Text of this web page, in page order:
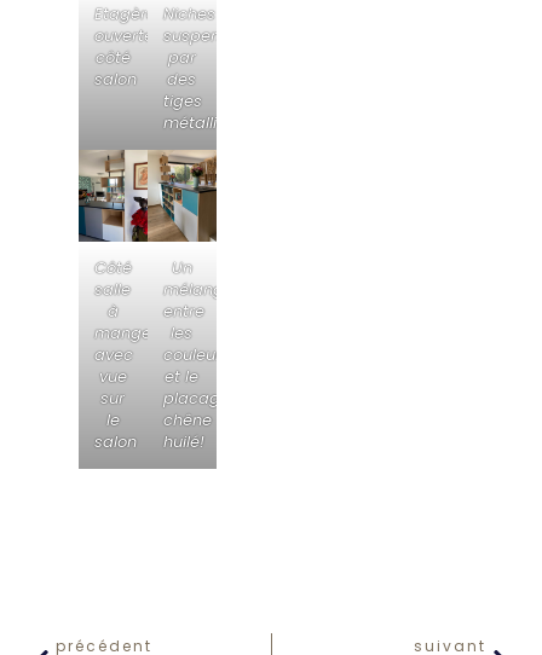
Etagères
ouvertes
côté
salon
Niches
suspendues
par
des
tiges
métalliques
Côté
salle
à
manger
avec
vue
sur
le
salon
Un
mélange
entre
les
couleurs
et le
placage
chêne
huilé!
précédent suivant